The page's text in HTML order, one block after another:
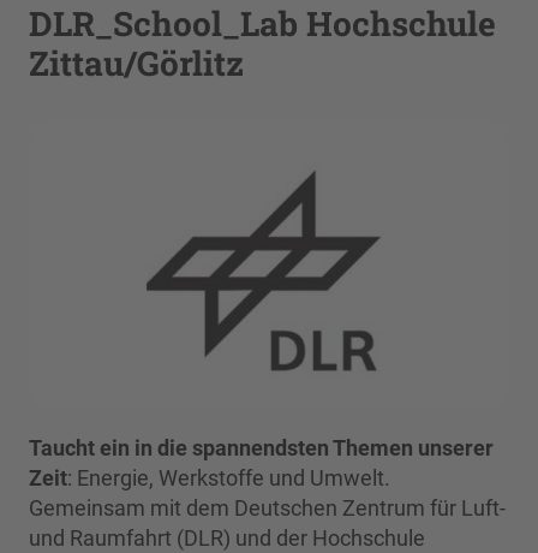
DLR_School_Lab Hochschule
Zittau/Görlitz
Taucht ein in die spannendsten Themen unserer
Zeit: Energie, Werkstoffe und Umwelt.
Gemeinsam mit dem Deutschen Zentrum für Luft-
und Raumfahrt (DLR) und der Hochschule